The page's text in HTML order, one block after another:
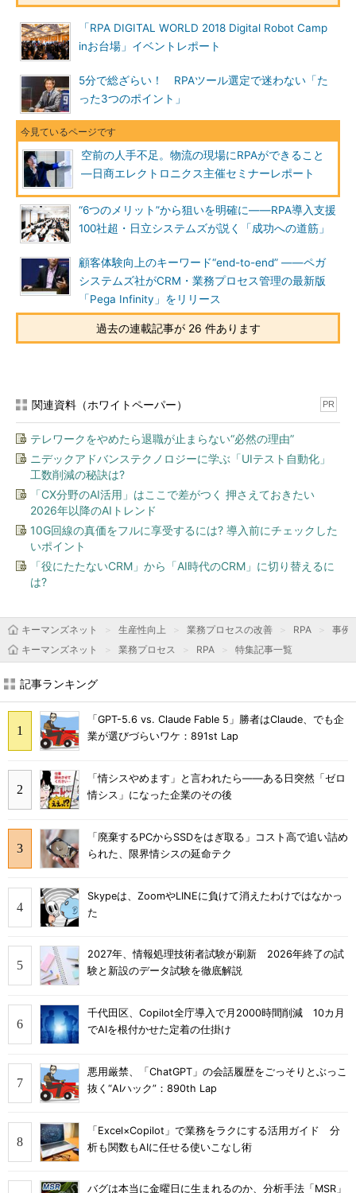
「RPA DIGITAL WORLD 2018 Digital Robot Camp
inお台場」イベントレポート
5分で総ざらい！ RPAツール選定で迷わない「た
った3つのポイント」
空前の人手不足。物流の現場にRPAができること
―日商エレクトロニクス主催セミナーレポート
“6つのメリット”から狙いを明確に――RPA導入支援
100社超・日立システムズが説く「成功への道筋」
顧客体験向上のキーワード“end-to-end” ――ペガ
システムズ社がCRM・業務プロセス管理の最新版
「Pega Infinity」をリリース
過去の連載記事が 26 件あります
関連資料（ホワイトペーパー） PR
テレワークをやめたら退職が止まらない“必然の理由”
ニデックアドバンステクノロジーに学ぶ「UIテスト自動化」
工数削減の秘訣は?
「CX分野のAI活用」はここで差がつく 押さえておきたい
2026年以降のAIトレンド
10G回線の真価をフルに享受するには? 導入前にチェックした
いポイント
「役にたたないCRM」から「AI時代のCRM」に切り替えるに
は?
キーマンズネット 生産性向上 業務プロセスの改善 RPA
事例
キーマンズネット
業務プロセス RPA 特集記事一覧
記事ランキング
「GPT-5.6 vs. Claude Fable 5」勝者はClaude、でも企
業が選びづらいワケ：891st Lap
「情シスやめます」と言われたら――ある日突然「ゼロ
情シス」になった企業のその後
「廃棄するPCからSSDをはぎ取る」コスト高で追い詰め
られた、限界情シスの延命テク
Skypeは、ZoomやLINEに負けて消えたわけではなかっ
た
2027年、情報処理技術者試験が刷新 2026年終了の試
験と新設のデータ試験を徹底解説
千代田区、Copilot全庁導入で月2000時間削減 10カ月
でAIを根付かせた定着の仕掛け
悪用厳禁、「ChatGPT」の会話履歴をごっそりとぶっこ
抜く“AIハック”：890th Lap
「Excel×Copilot」で業務をラクにする活用ガイド 分
析も関数もAIに任せる使いこなし術
バグは本当に金曜日に生まれるのか、分析手法「MSR」